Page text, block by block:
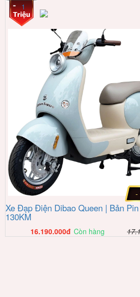
1
Xe Đạp Điện Dibao Queen | Bản
130KM
-
16.190.000đ Còn hàng